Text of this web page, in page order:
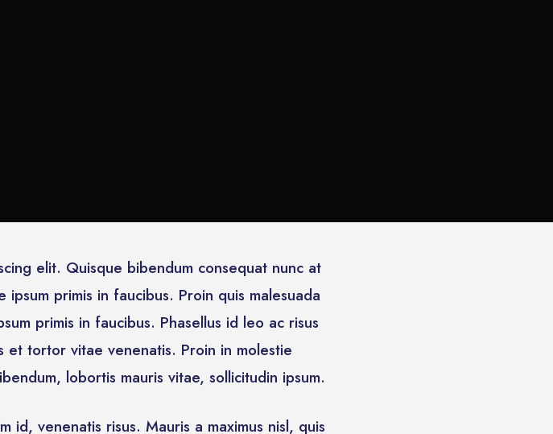
elit. Quisque bibendum consequat nunc at
primis in faucibus. Proin quis malesuada
primis in faucibus. Phasellus id leo ac risus
et tortor vitae venenatis. Proin in molestie
lobortis mauris vitae, sollicitudin ipsum.
id, venenatis risus. Mauris a maximus nisl, quis